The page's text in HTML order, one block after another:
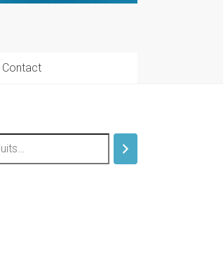
Contact